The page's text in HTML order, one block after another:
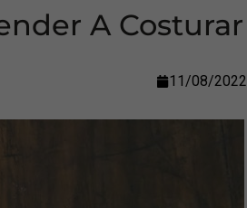
A Costurar
11/08/2022